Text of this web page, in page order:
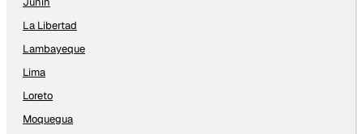
La Libertad
Lambayeque
Lima
Loreto
Moquegua